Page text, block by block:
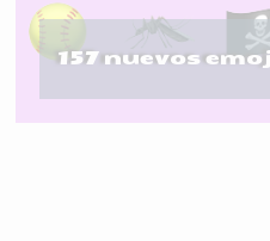
157 nuevos